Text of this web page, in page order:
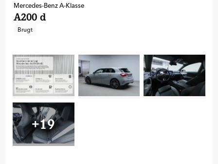
Mercedes-BenzA-Klasse
A200 d
Brugt
+19